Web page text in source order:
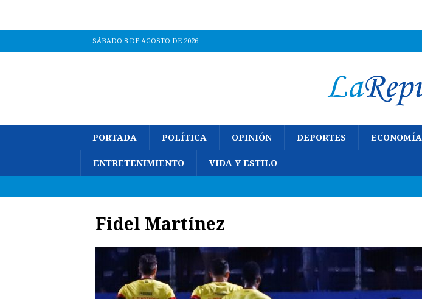
SÁBADO 8 DE AGOSTO DE 2026
PORTADA POLÍTICA OPINIÓN DEPORTES ECONOMÍA
ENTRETENIMIENTO VIDA Y ESTILO
Fidel Martínez